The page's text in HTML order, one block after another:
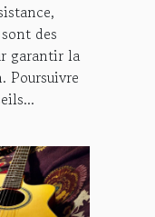
des
garantir la
Poursuivre